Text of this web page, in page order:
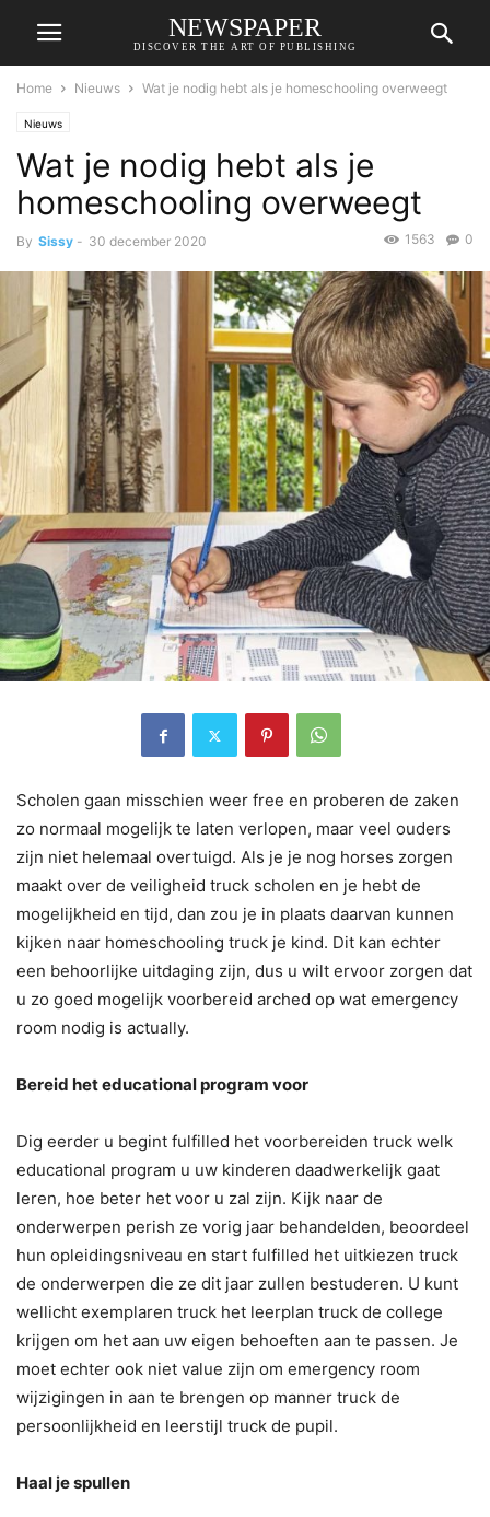
NEWSPAPER
DISCOVER THE ART OF PUBLISHING
Home Nieuws Wat je nodig hebt als je homeschooling overweegt
Nieuws
Wat je nodig hebt als je
homeschooling overweegt
By Sissy - 30 december 2020 0
1563
Scholen gaan misschien weer free en proberen de zaken
zo normaal mogelijk te laten verlopen, maar veel ouders
zijn niet helemaal overtuigd. Als je je nog horses zorgen
maakt over de veiligheid truck scholen en je hebt de
mogelijkheid en tijd, dan zou je in plaats daarvan kunnen
kijken naar homeschooling truck je kind. Dit kan echter
een behoorlijke uitdaging zijn, dus u wilt ervoor zorgen dat
u zo goed mogelijk voorbereid arched op wat emergency
room nodig is actually.
Bereid het educational program voor
Dig eerder u begint fulfilled het voorbereiden truck welk
educational program u uw kinderen daadwerkelijk gaat
leren, hoe beter het voor u zal zijn. Kijk naar de
onderwerpen perish ze vorig jaar behandelden, beoordeel
hun opleidingsniveau en start fulfilled het uitkiezen truck
de onderwerpen die ze dit jaar zullen bestuderen. U kunt
wellicht exemplaren truck het leerplan truck de college
krijgen om het aan uw eigen behoeften aan te passen. Je
moet echter ook niet value zijn om emergency room
wijzigingen in aan te brengen op manner truck de
persoonlijkheid en leerstijl truck de pupil.
Haal je spullen